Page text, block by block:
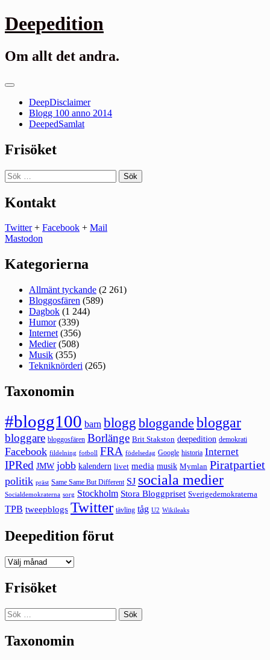
Gå
till
Deepedition
Om allt det andra.
Primär
DeepDisclaimer
Blogg 100 anno 2014
DeepedSamlat
Frisöket
Sök
efter:
Kontakt
Twitter+ Facebook + Mail
Mastodon
Kategorierna
Allmänt tyckande (2 261)
Bloggosfären (589)
Dagbok (1 244)
Humor(339)
Internet (356)
Medier(508)
Musik (355)
Tekniknörderi (265)
Taxonomin
#blogg100 barn blogg bloggande bloggar
bloggare bloggosfären Borlänge Brit Stakston deepedition demokrati
Facebook fildelning fotboll FRA födelsedag Google historia Internet
IPRed JMW jobb kalendern livet media musik Mymlan Piratpartiet
politik präst Same Same But Different SJ sociala medier
Socialdemokraterna sorg Stockholm Stora Bloggpriset Sverigedemokraterna
TPB tweepblogs Twitter tävling tåg U2 Wikileaks
Deepedition förut
Deepedition
Frisöket
Sök
efter:
Taxonomin